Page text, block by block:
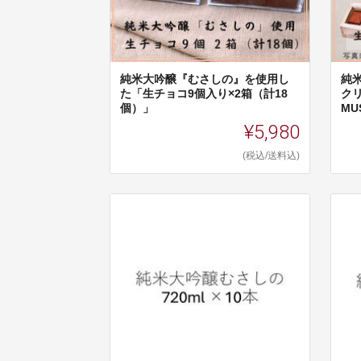
純米大吟醸『むさしの』を使用し
た「生チョコ9個入り×2箱（計18
個）」
¥5,980
(税込/送料込)
純
ク